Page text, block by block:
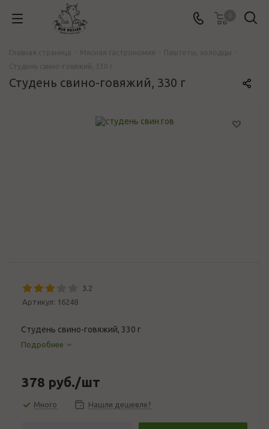
Студень свино-говяжий, 330 г
3.2
Артикул: 16248
Студень свино-говяжий, 330 г
Подробнее
378 руб./шт
Много Нашли дешевле?